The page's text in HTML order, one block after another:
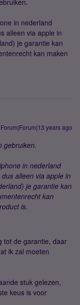
in nederland
alleen via apple in
je garantie kan
kan maken
Forum|Forum|13 years ago
gebruiken.
in nederland
alleen via apple in
je garantie kan
kan
is.
tot de garantie, daar
ik zal moeten
stuk gelezen,
keus is voor